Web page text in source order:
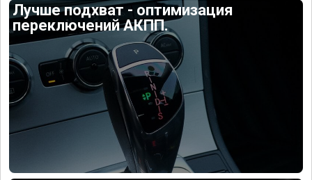
Лучше подхват - оптимизация
переключений АКПП.